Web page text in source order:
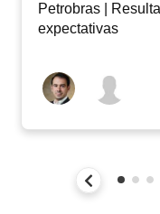
Petrobras |
expectativas